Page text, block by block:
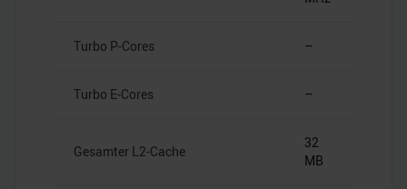
Turbo P-Cores –
Turbo E-Cores –
Gesamter L2-Cache
32
MB